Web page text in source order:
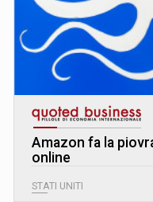
Amazon fa la
online
STATI UNITI